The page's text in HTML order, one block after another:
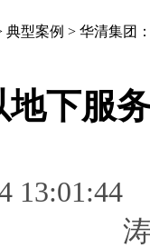
典型案例 > 华清集团
下服